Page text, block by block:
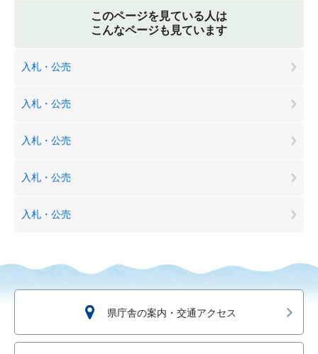
このページを見ている人は
こんなページも見ています
入札・公売
入札・公売
入札・公売
入札・公売
入札・公売
県庁舎の案内・交通アクセス